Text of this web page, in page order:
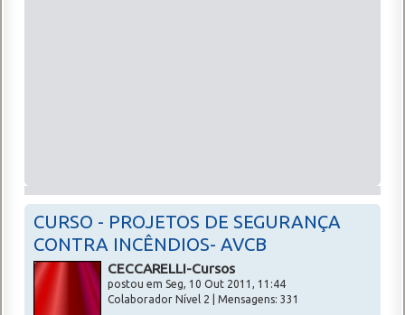
CURSO - PROJETOS DE SEGURANÇA
CONTRA INCÊNDIOS- AVCB
CECCARELLI-Cursos
postou em Seg, 10 Out 2011, 11:44
Colaborador Nível 2 | Mensagens: 331